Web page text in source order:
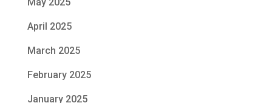
April 2025
March 2025
February 2025
January 2025